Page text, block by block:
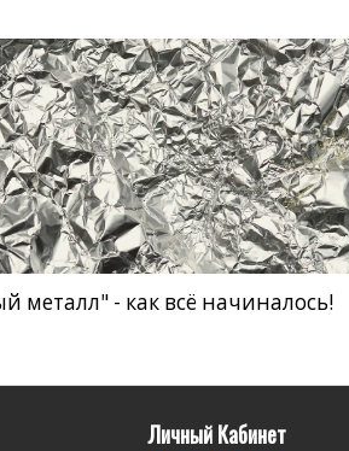
металл" - как всё начиналось!
Личный Кабинет